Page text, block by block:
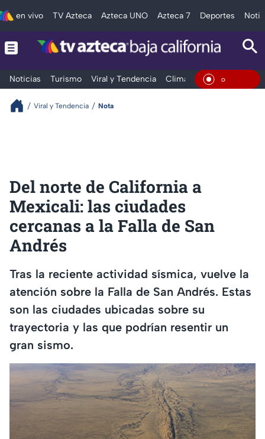
en vivo TV Azteca Azteca UNO Azteca 7 Deportes
Noticias Turismo Viral y Tendencia Clima Deportes En Vivo
Viral y Tendencia Nota
Del norte de California a
Mexicali: las ciudades
cercanas a la Falla de San
Andrés
Tras la reciente actividad sísmica, vuelve la
atención sobre la Falla de San Andrés. Estas
son las ciudades ubicadas sobre su
trayectoria y las que podrían resentir un
gran sismo.